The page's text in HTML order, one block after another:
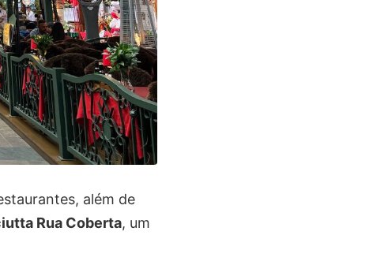
além de
Rua Coberta, um